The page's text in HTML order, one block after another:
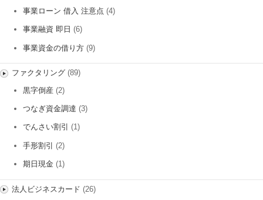
事業ローン 借入 注意点 (4)
事業融資 即日 (6)
事業資金の借り方 (9)
ファクタリング(89)
黒字倒産 (2)
つなぎ資金調達 (3)
でんさい割引 (1)
手形割引 (2)
期日現金 (1)
法人ビジネスカード (26)